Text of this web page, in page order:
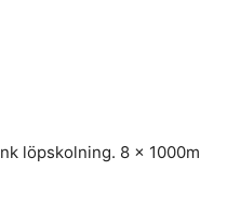
löpskolning. 8 x 1000m